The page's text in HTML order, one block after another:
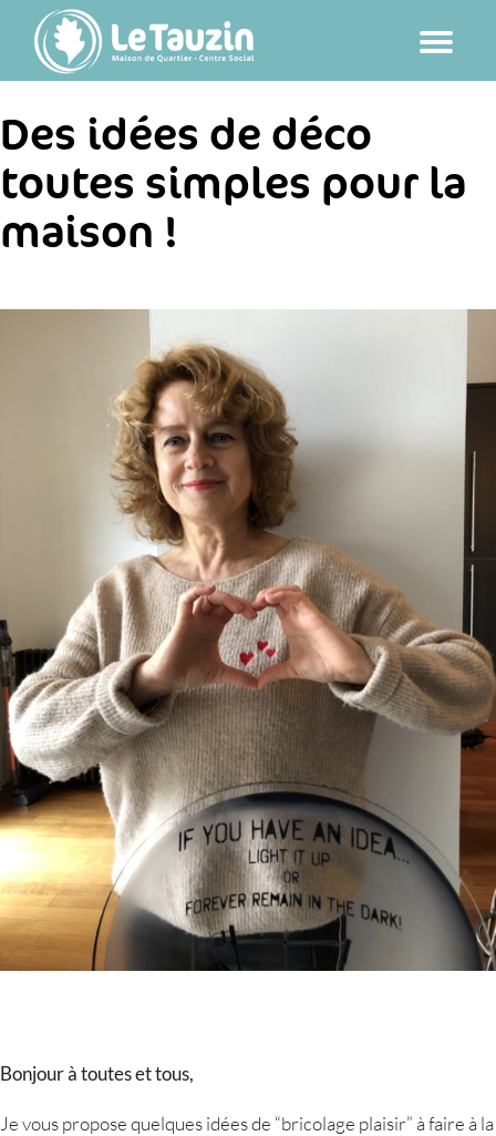
Passer
contenu
Des idées de déco
toutes simples pour la
maison !
Bonjour à toutes et tous,
Je vous propose quelques idées de “bricolage plaisir” à faire à la